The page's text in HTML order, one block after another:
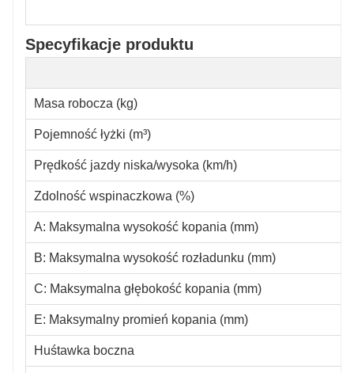
Specyfikacje produktu
Masa robocza (kg)
Pojemność łyżki (m³)
Prędkość jazdy niska/wysoka (km/h)
Zdolność wspinaczkowa (%)
A: Maksymalna wysokość kopania (mm)
B: Maksymalna wysokość rozładunku (mm)
C: Maksymalna głębokość kopania (mm)
E: Maksymalny promień kopania (mm)
Huśtawka boczna